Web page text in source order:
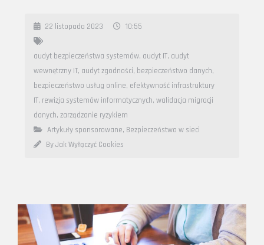
22 listopada 2023 10:55
audyt bezpieczeństwa systemów, audyt IT, audyt
wewnętrzny IT, audyt zgodności, bezpieczeństwo danych,
bezpieczeństwo usług online, efektywność infrastruktury
IT, rewizja systemów informatycznych, walidacja migracji
danych, zarządzanie ryzykiem
Artykuły sponsorowane, Bezpieczeństwo w sieci
By Jak Wyłączyć Cookies